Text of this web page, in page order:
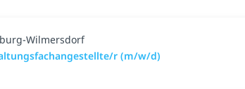
Wilmersdorf
r (m/w/d)